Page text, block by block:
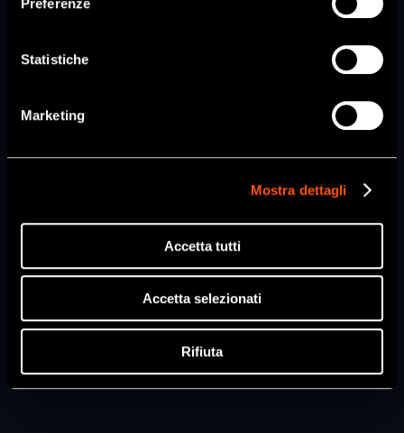
Preferenze
Statistiche
Marketing
Mostra dettagli
Accetta tutti
Accetta selezionati
Rifiuta